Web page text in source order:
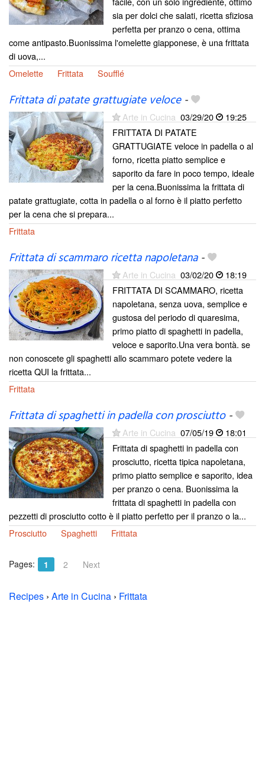
sia per dolci che salati, ricetta sfiziosa
perfetta per pranzo o cena, ottima
come antipasto.Buonissima l'omelette giapponese, è una frittata
di uova,...
Omelette
Frittata Soufflé
Frittata di patate grattugiate veloce-
Arte in Cucina 03/29/20
19:25
FRITTATA DI PATATE
GRATTUGIATE veloce in padella o al
forno, ricetta piatto semplice e
saporito da fare in poco tempo, ideale
per la cena.Buonissima la frittata di
patate grattugiate, cotta in padella o al forno è il piatto perfetto
per la cena che si prepara...
Frittata
Frittata di scammaro ricetta napoletana-
Arte in Cucina 03/02/20
18:19
FRITTATA DI SCAMMARO, ricetta
napoletana, senza uova, semplice e
gustosa del periodo di quaresima,
primo piatto di spaghetti in padella,
veloce e saporito.Una vera bontà. se
non conoscete gli spaghetti allo scammaro potete vedere la
ricetta QUI la frittata...
Frittata
Frittata di spaghetti in padella con prosciutto-
Arte in Cucina 07/05/19
18:01
Frittata di spaghetti in padella con
prosciutto, ricetta tipica napoletana,
primo piatto semplice e saporito, idea
per pranzo o cena. Buonissima la
frittata di spaghetti in padella con
pezzetti di prosciutto cotto è il piatto perfetto per il pranzo o la...
Prosciutto
Spaghetti Frittata
Pages: 1 2 Next
Recipes › Arte in Cucina › Frittata